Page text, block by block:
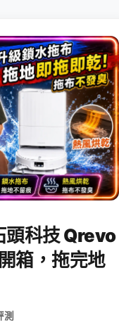
頭科技 Qrevo
箱，拖完地
測